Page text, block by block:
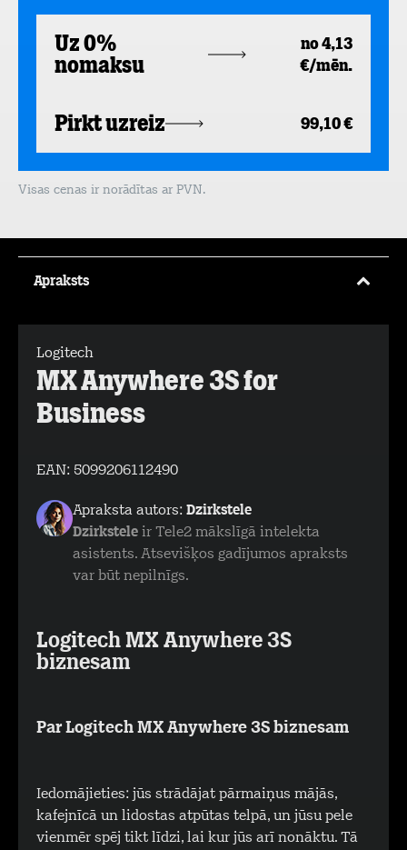
Uz 0%
nomaksu
no 4,13
€/mēn.
Pirkt uzreiz 99,10 €
Visas cenas ir norādītas ar PVN.
Apraksts
Logitech
MX Anywhere 3S for
Business
EAN: 5099206112490
Apraksta autors: Dzirkstele
Dzirkstele ir Tele2 mākslīgā intelekta
asistents. Atsevišķos gadījumos apraksts
var būt nepilnīgs.
Logitech MX Anywhere 3S
biznesam
Par Logitech MX Anywhere 3S biznesam
Iedomājieties: jūs strādājat pārmaiņus mājās,
kafejnīcā un lidostas atpūtas telpā, un jūsu pele
vienmēr spēj tikt līdzi, lai kur jūs arī nonāktu. Tā